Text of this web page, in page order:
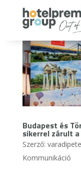
Budapest és
sikerrel zárult a
Szerző:
Kommunikáció